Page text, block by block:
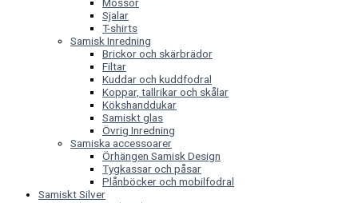
Mössor
Sjalar
T-shirts
Samisk Inredning
Brickor och skärbrädor
Filtar
Kuddar och kuddfodral
Koppar, tallrikar och skålar
Kökshanddukar
Samiskt glas
Övrig Inredning
Samiska accessoarer
Örhängen Samisk Design
Tygkassar och påsar
Plånböcker och mobilfodral
Samiskt Silver